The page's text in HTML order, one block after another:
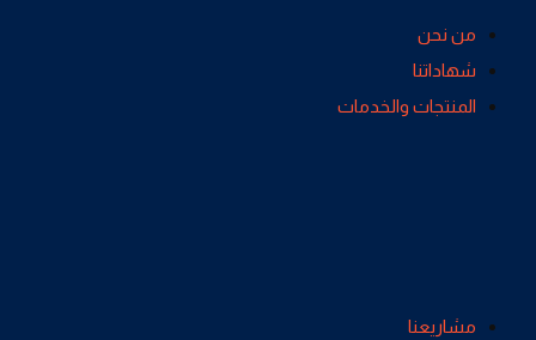
من نحن
شهاداتنا
المنتجات والخدمات
مشاريعنا